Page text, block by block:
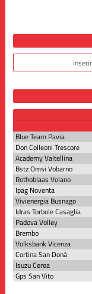
Blue Team Pavia
Don Colleoni Trescore
Academy Valtellina
Bstz Omsi Vobarno
Rothoblaas Volano
Ipag Noventa
Vivienergia Busnago
Idras Torbole Casaglia
Padova Volley
Brembo
Volksbank Vicenza
Cortina San Donà
Isuzu Cerea
Gps San Vito